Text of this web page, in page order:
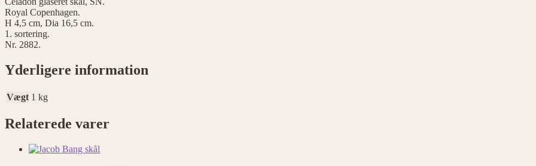
Royal Copenhagen.
H 4,5 cm, Dia 16,5 cm.
1. sortering.
Nr. 2882.
Yderligere information
Vægt 1 kg
Relaterede varer